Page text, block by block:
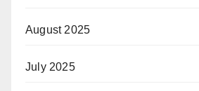
August 2025
July 2025